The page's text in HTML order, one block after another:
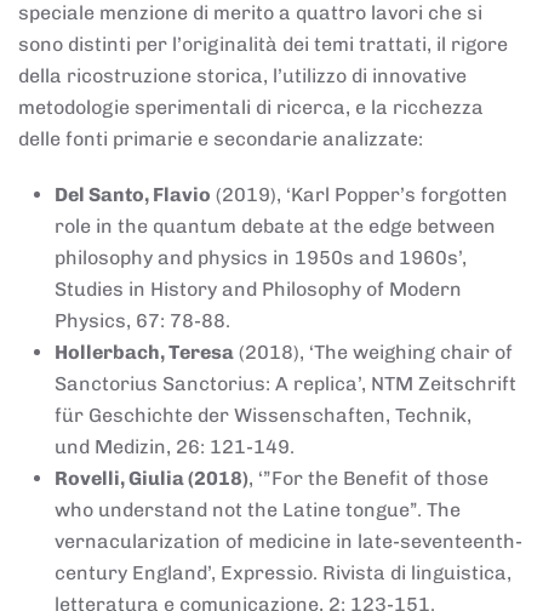
speciale menzione di merito a quattro lavori che si
sono distinti per l’originalità dei temi trattati, il rigore
della ricostruzione storica, l’utilizzo di innovative
metodologie sperimentali di ricerca, e la ricchezza
delle fonti primarie e secondarie analizzate:
Del Santo, Flavio (2019), ‘Karl Popper’s forgotten
role in the quantum debate at the edge between
philosophy and physics in 1950s and 1960s’,
Studies in History and Philosophy of Modern
Physics, 67: 78-88.
Hollerbach, Teresa (2018), ‘The weighing chair of
Sanctorius Sanctorius: A replica’, NTM Zeitschrift
für Geschichte der Wissenschaften, Technik,
und Medizin, 26: 121-149.
Rovelli, Giulia (2018), ‘”For the Benefit of those
who understand not the Latine tongue”. The
vernacularization of medicine in late-seventeenth-
century England’, Expressio. Rivista di linguistica,
letteratura e comunicazione, 2: 123-151.